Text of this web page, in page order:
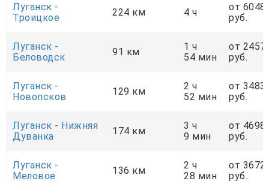
Луганск -
Троицкое
224 км 4 ч
от 6048
руб.
Луганск -
Беловодск
91 км
1 ч
54 мин
от 2457
руб.
Луганск -
Новопсков
129 км
2 ч
52 мин
от 3483
руб.
Луганск - Нижняя
Дуванка
174 км
3 ч
9 мин
от 4698
руб.
Луганск -
Меловое
136 км
2 ч
28 мин
от 3672
руб.